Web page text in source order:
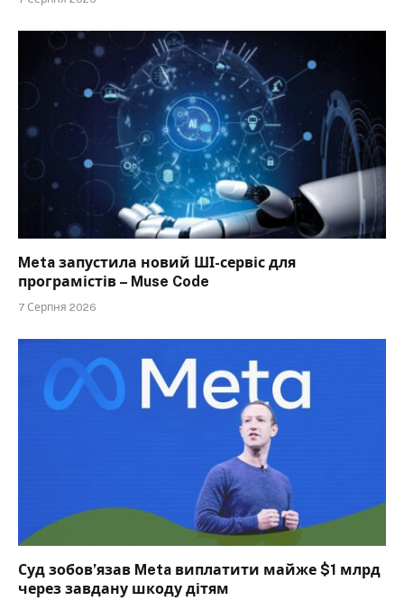
Meta запустила новий ШІ-сервіс для
програмістів – Muse Code
7 Серпня 2026
Суд зобов’язав Meta виплатити майже $1 млрд
через завдану шкоду дітям